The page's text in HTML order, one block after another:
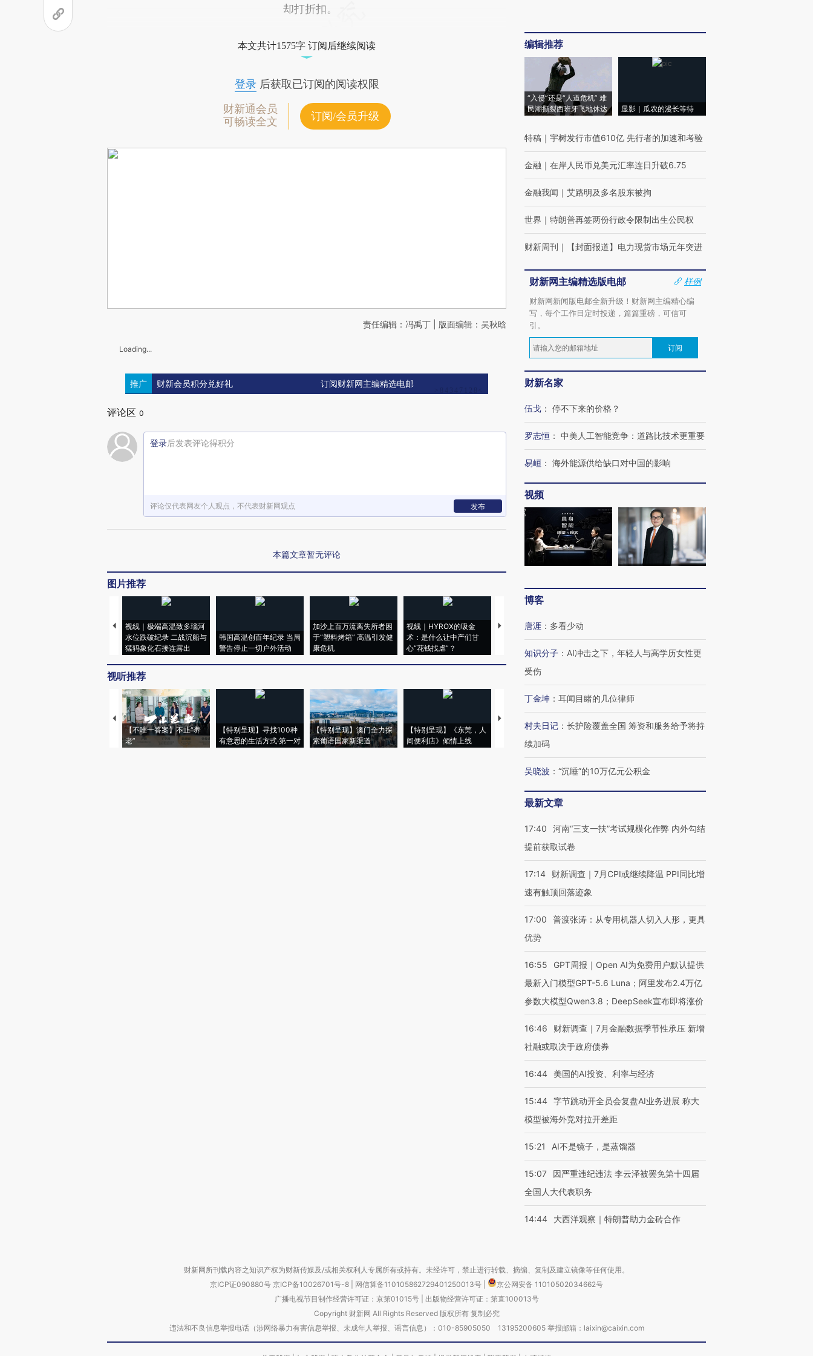
却打折扣。
本文共计1575字 订阅后继续阅读
登录后获取已订阅的阅读权限
财新通会员
可畅读全文
订阅/会员升级
责任编辑：冯禹丁 | 版面编辑：吴秋晗
Loading...
推广 财新会员积分兑好礼 订阅财新网主编精选电邮
评论区 0
登录后发表评论得积分
评论仅代表网友个人观点，不代表财新网观点 发布
本篇文章暂无评论
图片推荐
视线｜极端高温致多瑙河
水位跌破纪录 二战沉船与
猛犸象化石接连露出
韩国高温创百年纪录 当局
警告停止一切户外活动
加沙上百万流离失所者困
于“塑料烤箱” 高温引发健
康危机
视线｜HYROX的吸金
术：是什么让中产们甘
心“花钱找虐”？
马航飞行员跨国走私7万
粒摇头丸 尿检体内含3种
度Z世代 用街头抗争将教
育部长拱下台
机”？难民潮撕裂西班牙
飞地休达
视听推荐
【不唯一答案】不止“养
老”
【特别呈现】寻找100种
有意思的生活方式·第一对
【特别呈现】澳门全力探
索葡语国家新渠道
【特别呈现】《东莞，人
间便利店》倾情上线
【推广】走进第四届链博
会，让数智科技“链”接产
【特别呈现】寻找100种
CFO：不靠规模取胜，华
编辑推荐
“入侵”还是“人道危机” 难
民潮撕裂西班牙飞地休达
显影｜瓜农的漫长等待
特稿 ｜ 宇树发行市值610亿 先行者的加速和考验
金融 ｜ 在岸人民币兑美元汇率连日升破6.75
金融我闻 ｜ 艾路明及多名股东被拘
世界 ｜ 特朗普再签两份行政令限制出生公民权
财新周刊 ｜ 【封面报道】电力现货市场元年突进
财新网主编精选版电邮
样例
财新网新闻版电邮全新升级！财新网主编精心编
写，每个工作日定时投递，篇篇重磅，可信可
引。
订阅
财新名家
伍戈 ： 停不下来的价格？
罗志恒 ： 中美人工智能竞争：道路比技术更重要
易峘 ： 海外能源供给缺口对中国的影响
视频
博客
唐涯 ： 多看少动
知识分子 ： AI冲击之下，年轻人与高学历女性更
受伤
丁金坤 ： 耳闻目睹的几位律师
村夫日记 ： 长护险覆盖全国 筹资和服务给予将持
续加码
吴晓波 ： “沉睡”的10万亿元公积金
最新文章
17:40
河南“三支一扶”考试规模化作弊 内外勾结
提前获取试卷
17:14
财新调查｜7月CPI或继续降温 PPI同比增
速有触顶回落迹象
17:00
普渡张涛：从专用机器人切入人形，更具
优势
16:55
GPT周报｜Open AI为免费用户默认提供
最新入门模型GPT-5.6 Luna；阿里发布2.4万亿
参数大模型Qwen3.8；DeepSeek宣布即将涨价
16:46
财新调查｜7月金融数据季节性承压 新增
社融或取决于政府债券
16:44 美国的AI投资、利率与经济
15:44 字节跳动开全员会复盘AI业务进展 称大
模型被海外竞对拉开差距
15:21 AI不是镜子，是蒸馏器
15:07
因严重违纪违法 李云泽被罢免第十四届
全国人大代表职务
14:44 大西洋观察｜特朗普助力金砖合作
财新网所刊载内容之知识产权为财新传媒及/或相关权利人专属所有或持有。未经许可，禁止进行转载、摘编、复制及建立镜像等任何使用。
京ICP证090880号 京ICP备10026701号-8 网信算备110105862729401250013号
京公网安备 11010502034662号
广播电视节目制作经营许可证：京第01015号| 出版物经营许可证：第直100013号
Copyright 财新网 All Rights Reserved 版权所有 复制必究
违法和不良信息举报电话（涉网络暴力有害信息举报、未成年人举报、谣言信息）：010-85905050 13195200605 举报邮箱：laixin@caixin.com